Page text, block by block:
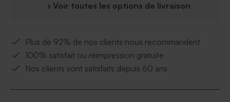
› Voir toutes les options de livraison
Plus de 92% de nos clients nous recommandent
100% satisfait ou réimpression gratuite
Nos clients sont satisfaits depuis 60 ans